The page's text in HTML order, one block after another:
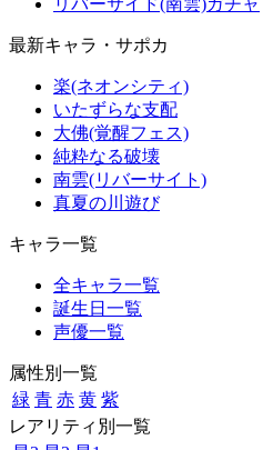
リバーサイド(南雲)ガチャ
最新キャラ・サポカ
楽(ネオンシティ)
いたずらな支配
大佛(覚醒フェス)
純粋なる破壊
南雲(リバーサイト)
真夏の川遊び
キャラ一覧
全キャラ一覧
誕生日一覧
声優一覧
属性別一覧
緑 青 赤 黄 紫
レアリティ別一覧